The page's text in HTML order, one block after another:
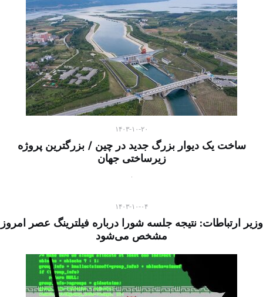
۱۴۰۳-۱۰-۲۰
ساخت یک دیوار بزرگ جدید در چین / بزرگترین پروژه
زیرساختی جهان
۱۴۰۳-۱۰-۰۴
وزیر ارتباطات: نتیجه جلسه شورا درباره فیلترینگ عصر امروز
مشخص می‌شود